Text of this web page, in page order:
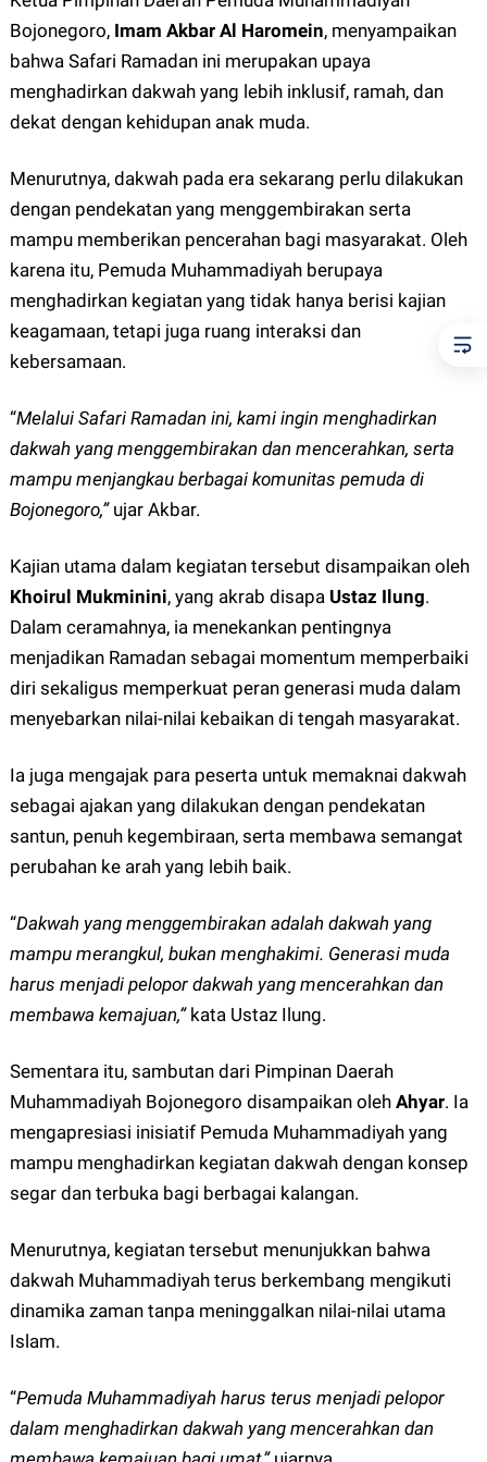
Bojonegoro, Imam Akbar Al Haromein, menyampaikan
bahwa Safari Ramadan ini merupakan upaya
menghadirkan dakwah yang lebih inklusif, ramah, dan
dekat dengan kehidupan anak muda.
Menurutnya, dakwah pada era sekarang perlu dilakukan
dengan pendekatan yang menggembirakan serta
mampu memberikan pencerahan bagi masyarakat. Oleh
karena itu, Pemuda Muhammadiyah berupaya
menghadirkan kegiatan yang tidak hanya berisi kajian
keagamaan, tetapi juga ruang interaksi dan
kebersamaan.
“Melalui Safari Ramadan ini, kami ingin menghadirkan
dakwah yang menggembirakan dan mencerahkan, serta
mampu menjangkau berbagai komunitas pemuda di
Bojonegoro,”ujar Akbar.
Kajian utama dalam kegiatan tersebut disampaikan oleh
Khoirul Mukminini, yang akrab disapa Ustaz Ilung.
Dalam ceramahnya, ia menekankan pentingnya
menjadikan Ramadan sebagai momentum memperbaiki
diri sekaligus memperkuat peran generasi muda dalam
menyebarkan nilai-nilai kebaikan di tengah masyarakat.
Ia juga mengajak para peserta untuk memaknai dakwah
sebagai ajakan yang dilakukan dengan pendekatan
santun, penuh kegembiraan, serta membawa semangat
perubahan ke arah yang lebih baik.
“Dakwah yang menggembirakan adalah dakwah yang
mampu merangkul, bukan menghakimi. Generasi muda
harus menjadi pelopor dakwah yang mencerahkan dan
membawa kemajuan,”kata Ustaz Ilung.
Sementara itu, sambutan dari Pimpinan Daerah
Muhammadiyah Bojonegoro disampaikan oleh Ahyar. Ia
mengapresiasi inisiatif Pemuda Muhammadiyah yang
mampu menghadirkan kegiatan dakwah dengan konsep
segar dan terbuka bagi berbagai kalangan.
Menurutnya, kegiatan tersebut menunjukkan bahwa
dakwah Muhammadiyah terus berkembang mengikuti
dinamika zaman tanpa meninggalkan nilai-nilai utama
Islam.
“Pemuda Muhammadiyah harus terus menjadi pelopor
dalam menghadirkan dakwah yang mencerahkan dan